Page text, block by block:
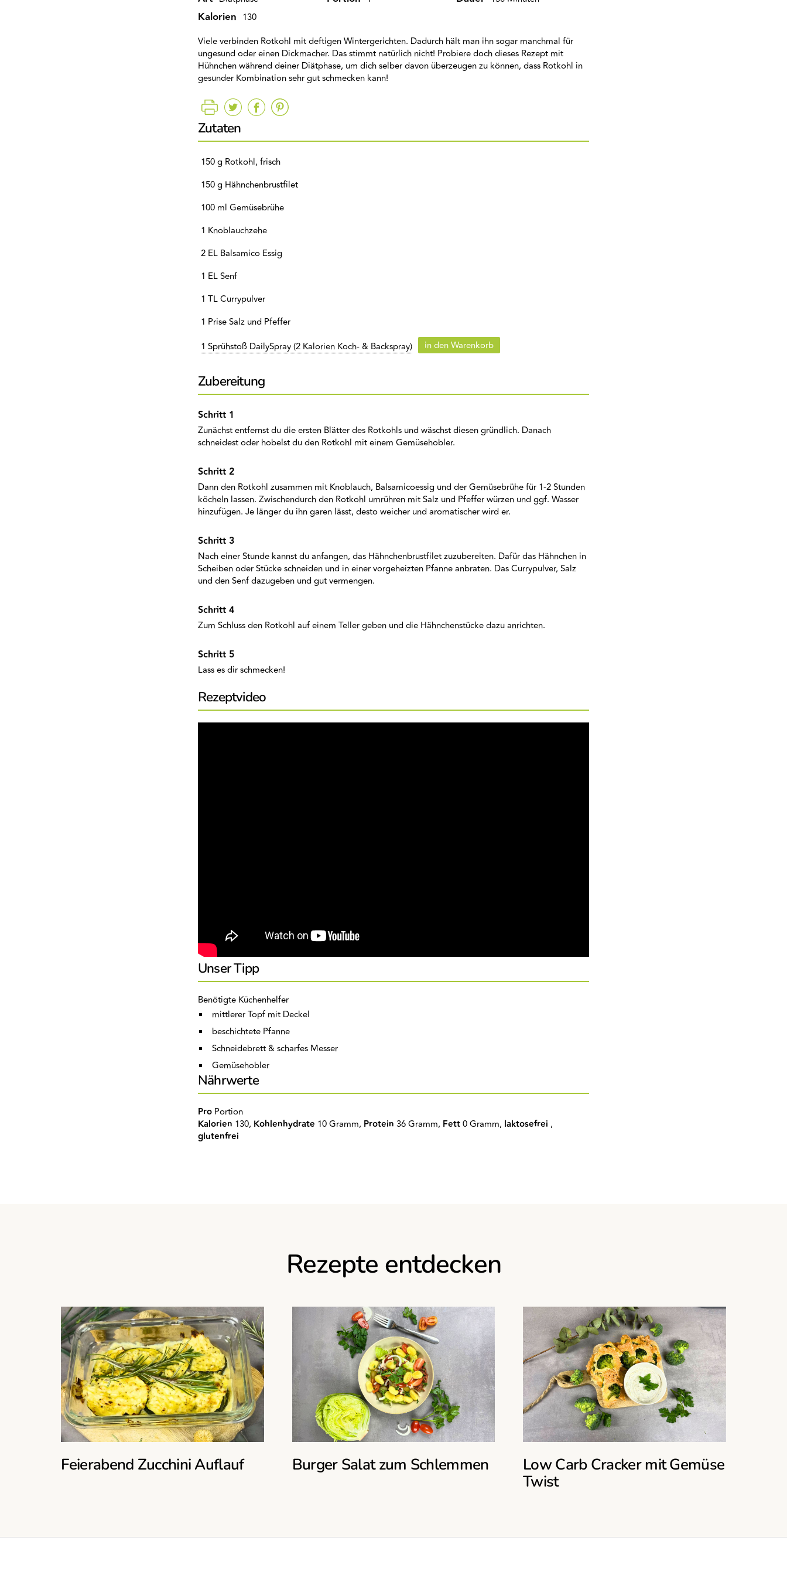
Kalorien 130
Viele verbinden Rotkohl mit deftigen Wintergerichten. Dadurch hält man ihn sogar manchmal für
ungesund oder einen Dickmacher. Das stimmt natürlich nicht! Probiere doch dieses Rezept mit
Hühnchen während deiner Diätphase, um dich selber davon überzeugen zu können, dass Rotkohl in
gesunder Kombination sehr gut schmecken kann!
Zutaten
150 g Rotkohl, frisch
150 g Hähnchenbrustfilet
100 ml Gemüsebrühe
1 Knoblauchzehe
2 EL Balsamico Essig
1 EL Senf
1 TL Currypulver
1 Prise Salz und Pfeffer
1 Sprühstoß DailySpray (2 Kalorien Koch- & Backspray)
in den Warenkorb
Zubereitung
Zunächst entfernst du die ersten Blätter des Rotkohls und wäschst diesen gründlich. Danach
schneidest oder hobelst du den Rotkohl mit einem Gemüsehobler.
Dann den Rotkohl zusammen mit Knoblauch, Balsamicoessig und der Gemüsebrühe für 1-2 Stunden
köcheln lassen. Zwischendurch den Rotkohl umrühren mit Salz und Pfeffer würzen und ggf. Wasser
hinzufügen. Je länger du ihn garen lässt, desto weicher und aromatischer wird er.
Nach einer Stunde kannst du anfangen, das Hähnchenbrustfilet zuzubereiten. Dafür das Hähnchen in
Scheiben oder Stücke schneiden und in einer vorgeheizten Pfanne anbraten. Das Currypulver, Salz
und den Senf dazugeben und gut vermengen.
Zum Schluss den Rotkohl auf einem Teller geben und die Hähnchenstücke dazu anrichten.
Lass es dir schmecken!
Rezeptvideo
Unser Tipp
Benötigte Küchenhelfer
mittlerer Topf mit Deckel
beschichtete Pfanne
Schneidebrett & scharfes Messer
Gemüsehobler
Nährwerte
Pro Portion
Kalorien 130, Kohlenhydrate 10 Gramm, Protein 36 Gramm, Fett0 Gramm, laktosefrei ,
glutenfrei
Rezepte entdecken
Feierabend Zucchini Auflauf Burger Salat zum Schlemmen
Low Carb Cracker mit Gemüse
Twist